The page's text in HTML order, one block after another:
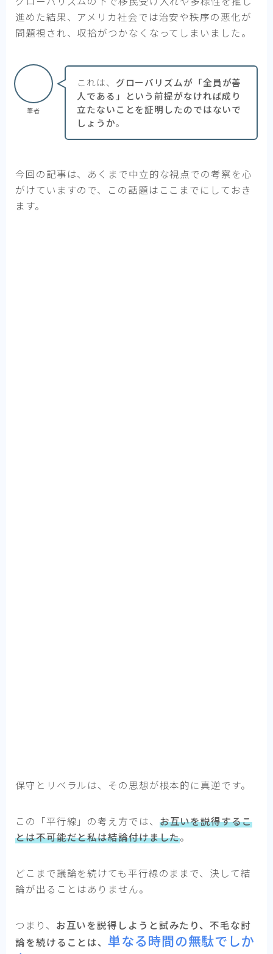
進めた結果、アメリカ社会では治安や秩序の悪化が
問題視され、収拾がつかなくなってしまいました。
筆者
これは、 グローバリズムが「全員が善
人である」という前提がなければ成り
立たないことを証明したのではないで
しょうか。
今回の記事は、あくまで中立的な視点での考察を心
がけていますので、この話題はここまでにしておき
ます。
保守とリベラルは、その思想が根本的に真逆です。
この「平行線」の考え方では、 お互いを説得するこ
とは不可能だと私は結論付けました。
どこまで議論を続けても平行線のままで、決して結
論が出ることはありません。
つまり、 お互いを説得しようと試みたり、不毛な討
論を続けることは、単なる時間の無駄でしか